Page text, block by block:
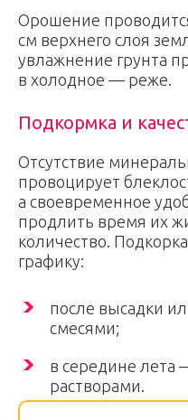
Орошение
см верхнего слоя
увлажнение грунта
в холодное — реже.
Подкормка и
Отсутствие
провоцирует
а своевременное
продлить время их
количество.
графику:
после высадки
смесями;
в середине
растворами.